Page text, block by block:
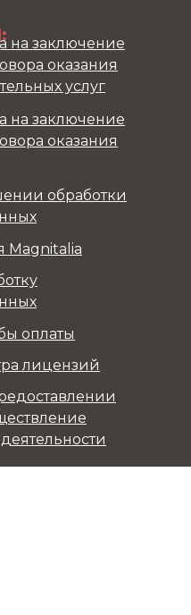
Magnitalia
лицензий
оплаты
обработки
на заключение
оказания
на заключение
оказания
услуг